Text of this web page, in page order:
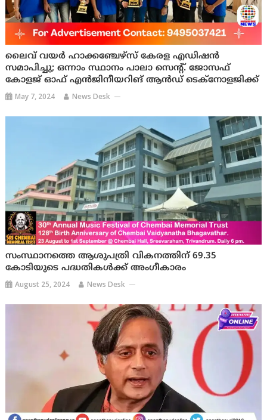
ലൈവ് വയര്‍ ഹാക്കഞ്ചേഴ്‌സ് കേരള എഡിഷന്‍
സമാപിച്ചു; ഒന്നാം സ്ഥാനം പാലാ സെന്റ്. ജോസഫ്
കോളജ് ഓഫ് എന്‍ജിനീയറിങ് ആന്‍ഡ് ടെക്‌നോളജിക്ക്
May 7, 2024 News Desk
സംസ്ഥാനത്തെ ആശുപത്രി വികനത്തിന് 69.35
കോടിയുടെ പദ്ധതികള്‍ക്ക് അംഗീകാരം
August 25, 2024 News Desk